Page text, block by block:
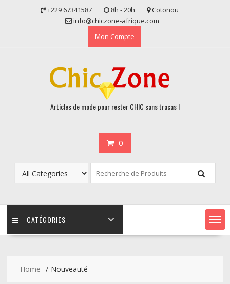
+229 67341587 8h - 20h
Cotonou
info@chiczone-afrique.com
Mon Compte
Articles de mode pour rester CHIC sans tracas !
0
CATÉGORIES
Home Nouveauté